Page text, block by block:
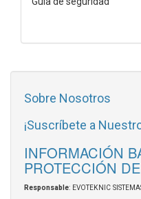
Sobre Nosotros
¡Suscríbete a
INFORMACIÓN
PROTECCIÓN
Responsable: EVOTEKNIC